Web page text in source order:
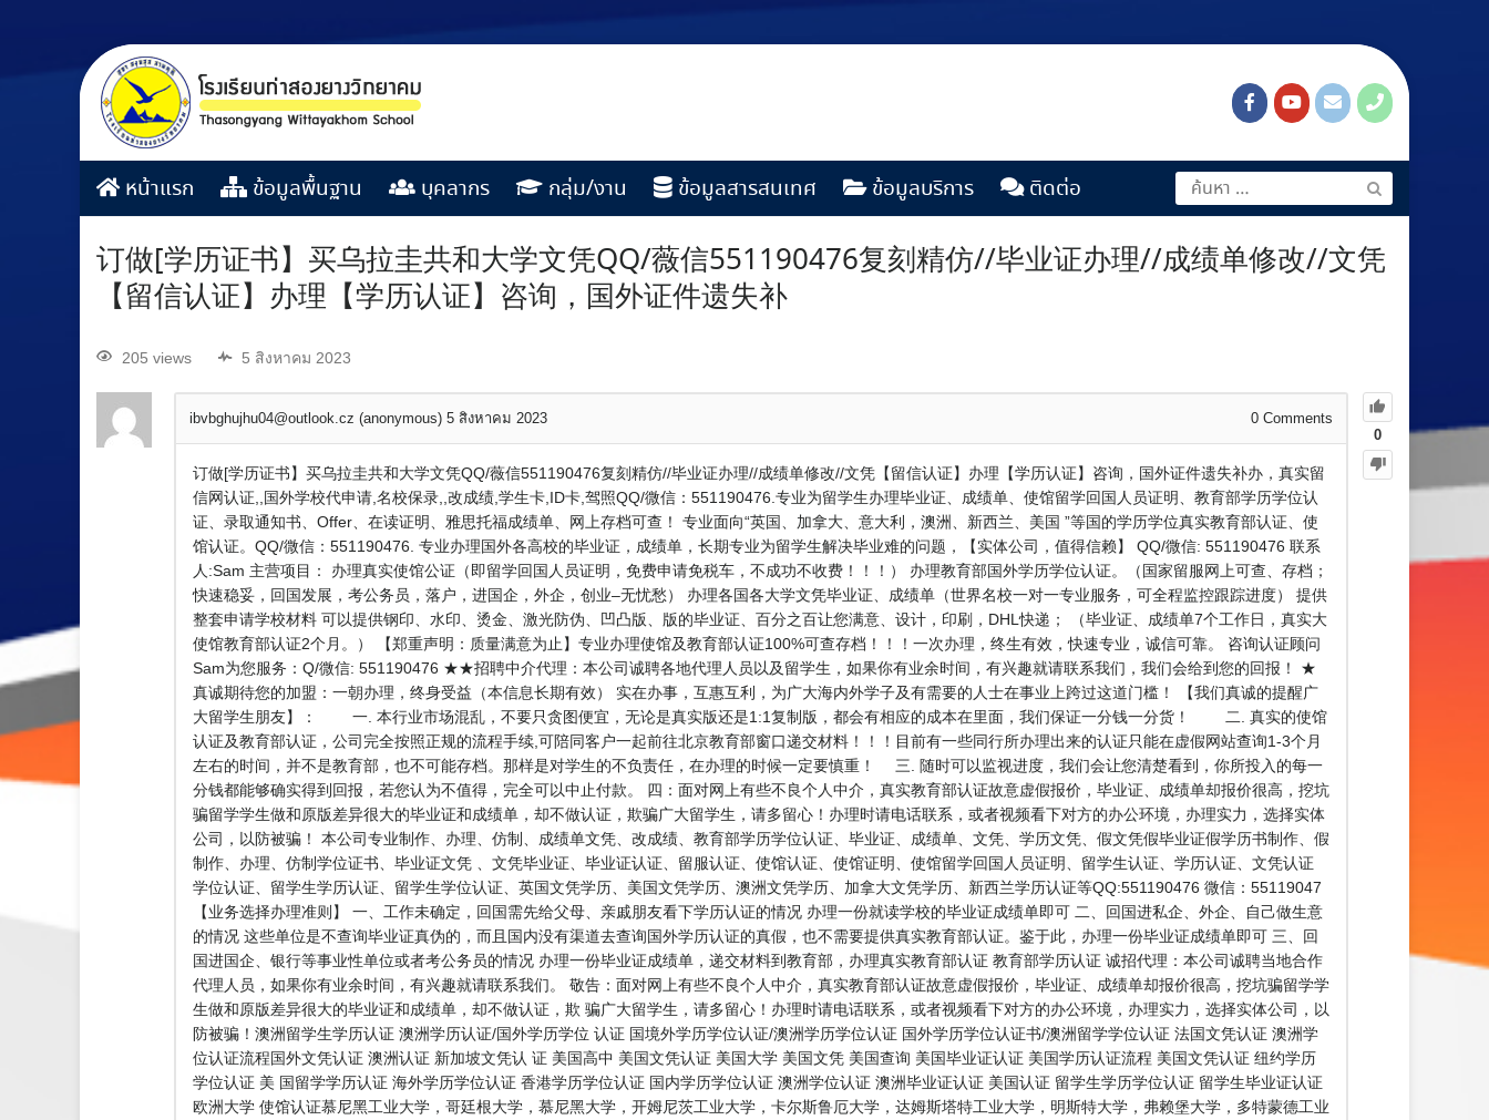
หน้าแรก ข้อมูลพื้นฐาน บุคลากร กลุ่ม/งาน ข้อมูลสารสนเทศ ข้อมูลบริการ ติดต่อ
订做[学历证书】买乌拉圭共和大学文凭QQ/薇信551190476复刻精仿//毕业证办理//成绩单修改//文凭
【留信认证】办理【学历认证】咨询，国外证件遗失补
205 views 5 สิงหาคม 2023
0
ibvbghujhu04@outlook.cz (anonymous) 5 สิงหาคม 2023 0 Comments
订做[学历证书】买乌拉圭共和大学文凭QQ/薇信551190476复刻精仿//毕业证办理//成绩单修改//文凭【留信认证】办理【学历认证】咨询，国外证件遗失补办，真实留
信网认证,,国外学校代申请,名校保录,,改成绩,学生卡,ID卡,驾照QQ/微信：551190476.专业为留学生办理毕业证、成绩单、使馆留学回国人员证明、教育部学历学位认
证、录取通知书、Offer、在读证明、雅思托福成绩单、网上存档可查！ 专业面向“英国、加拿大、意大利，澳洲、新西兰、美国 ”等国的学历学位真实教育部认证、使
馆认证。QQ/微信：551190476. 专业办理国外各高校的毕业证，成绩单，长期专业为留学生解决毕业难的问题，【实体公司，值得信赖】 QQ/微信: 551190476 联系
人:Sam 主营项目： 办理真实使馆公证（即留学回国人员证明，免费申请免税车，不成功不收费！！！） 办理教育部国外学历学位认证。（国家留服网上可查、存档；
快速稳妥，回国发展，考公务员，落户，进国企，外企，创业–无忧愁） 办理各国各大学文凭毕业证、成绩单（世界名校一对一专业服务，可全程监控跟踪进度） 提供
整套申请学校材料 可以提供钢印、水印、烫金、激光防伪、凹凸版、版的毕业证、百分之百让您满意、设计，印刷，DHL快递； （毕业证、成绩单7个工作日，真实大
使馆教育部认证2个月。） 【郑重声明：质量满意为止】专业办理使馆及教育部认证100%可查存档！！！一次办理，终生有效，快速专业，诚信可靠。 咨询认证顾问
Sam为您服务：Q/微信: 551190476 ★★招聘中介代理：本公司诚聘各地代理人员以及留学生，如果你有业余时间，有兴趣就请联系我们，我们会给到您的回报！ ★
真诚期待您的加盟：一朝办理，终身受益（本信息长期有效） 实在办事，互惠互利，为广大海内外学子及有需要的人士在事业上跨过这道门槛！ 【我们真诚的提醒广
大留学生朋友】： 一. 本行业市场混乱，不要只贪图便宜，无论是真实版还是1:1复制版，都会有相应的成本在里面，我们保证一分钱一分货！ 二. 真实的使馆
认证及教育部认证，公司完全按照正规的流程手续,可陪同客户一起前往北京教育部窗口递交材料！！！目前有一些同行所办理出来的认证只能在虚假网站查询1-3个月
左右的时间，并不是教育部，也不可能存档。那样是对学生的不负责任，在办理的时候一定要慎重！ 三. 随时可以监视进度，我们会让您清楚看到，你所投入的每一
分钱都能够确实得到回报，若您认为不值得，完全可以中止付款。 四：面对网上有些不良个人中介，真实教育部认证故意虚假报价，毕业证、成绩单却报价很高，挖坑
骗留学学生做和原版差异很大的毕业证和成绩单，却不做认证，欺骗广大留学生，请多留心！办理时请电话联系，或者视频看下对方的办公环境，办理实力，选择实体
公司，以防被骗！ 本公司专业制作、办理、仿制、成绩单文凭、改成绩、教育部学历学位认证、毕业证、成绩单、文凭、学历文凭、假文凭假毕业证假学历书制作、假
制作、办理、仿制学位证书、毕业证文凭 、文凭毕业证、毕业证认证、留服认证、使馆认证、使馆证明、使馆留学回国人员证明、留学生认证、学历认证、文凭认证
学位认证、留学生学历认证、留学生学位认证、英国文凭学历、美国文凭学历、澳洲文凭学历、加拿大文凭学历、新西兰学历认证等QQ:551190476 微信：55119047
【业务选择办理准则】 一、工作未确定，回国需先给父母、亲戚朋友看下学历认证的情况 办理一份就读学校的毕业证成绩单即可 二、回国进私企、外企、自己做生意
的情况 这些单位是不查询毕业证真伪的，而且国内没有渠道去查询国外学历认证的真假，也不需要提供真实教育部认证。鉴于此，办理一份毕业证成绩单即可 三、回
国进国企、银行等事业性单位或者考公务员的情况 办理一份毕业证成绩单，递交材料到教育部，办理真实教育部认证 教育部学历认证 诚招代理：本公司诚聘当地合作
代理人员，如果你有业余时间，有兴趣就请联系我们。 敬告：面对网上有些不良个人中介，真实教育部认证故意虚假报价，毕业证、成绩单却报价很高，挖坑骗留学学
生做和原版差异很大的毕业证和成绩单，却不做认证，欺 骗广大留学生，请多留心！办理时请电话联系，或者视频看下对方的办公环境，办理实力，选择实体公司，以
防被骗！澳洲留学生学历认证 澳洲学历认证/国外学历学位 认证 国境外学历学位认证/澳洲学历学位认证 国外学历学位认证书/澳洲留学学位认证 法国文凭认证 澳洲学
位认证流程国外文凭认证 澳洲认证 新加坡文凭认 证 美国高中 美国文凭认证 美国大学 美国文凭 美国查询 美国毕业证认证 美国学历认证流程 美国文凭认证 纽约学历
学位认证 美 国留学学历认证 海外学历学位认证 香港学历学位认证 国内学历学位认证 澳洲学位认证 澳洲毕业证认证 美国认证 留学生学历学位认证 留学生毕业证认证
欧洲大学 使馆认证慕尼黑工业大学，哥廷根大学，慕尼黑大学，开姆尼茨工业大学，卡尔斯鲁厄大学，达姆斯塔特工业大学，明斯特大学，弗赖堡大学，多特蒙德工业